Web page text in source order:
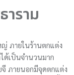
าราม
ภายในร้านตกแต่ง
ด้เป็นจำนวนมาก
ภายนอกมีจุดตกแต่ง